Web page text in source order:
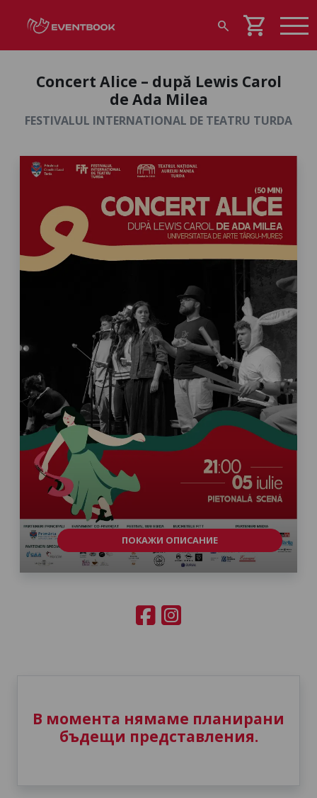
search shopping_cart
Concert Alice – după Lewis Carol
de Ada Milea
FESTIVALUL INTERNATIONAL DE TEATRU TURDA
ПОКАЖИ ОПИСАНИЕ
В момента нямаме планирани
бъдещи представления.